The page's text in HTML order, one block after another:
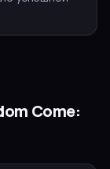
Come: